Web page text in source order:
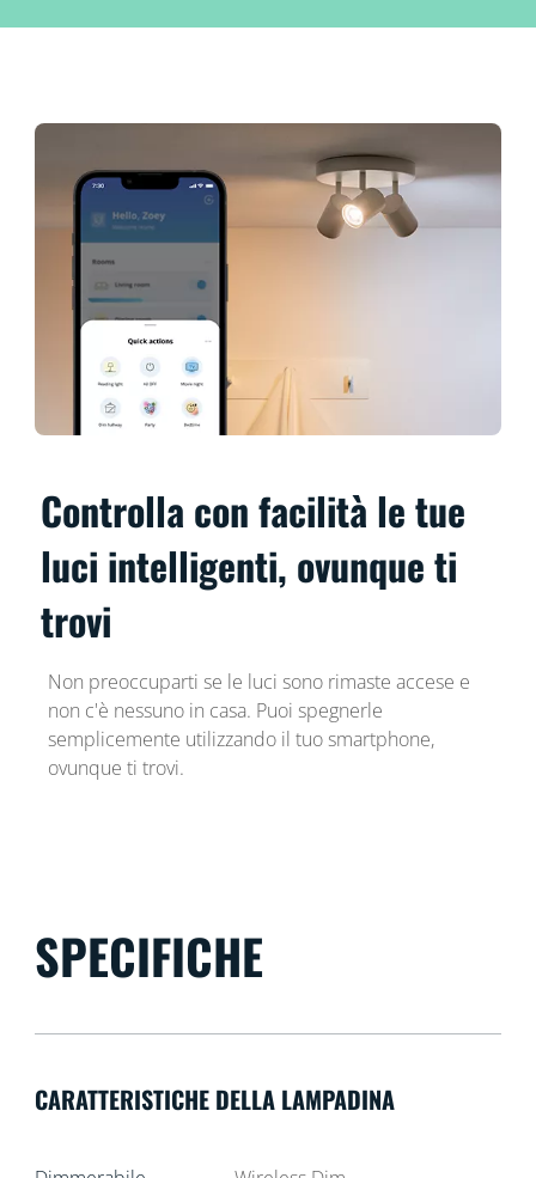
Controlla con facilità le tue
luci intelligenti, ovunque ti
trovi
Non preoccuparti se le luci sono rimaste accese e
non c'è nessuno in casa. Puoi spegnerle
semplicemente utilizzando il tuo smartphone,
ovunque ti trovi.
SPECIFICHE
CARATTERISTICHE DELLA LAMPADINA